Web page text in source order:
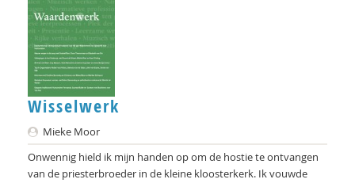
Wisselwerk
Mieke Moor
Onwennig hield ik mijn handen op om de hostie te ontvangen
van de priesterbroeder in de kleine kloosterkerk. Ik vouwde